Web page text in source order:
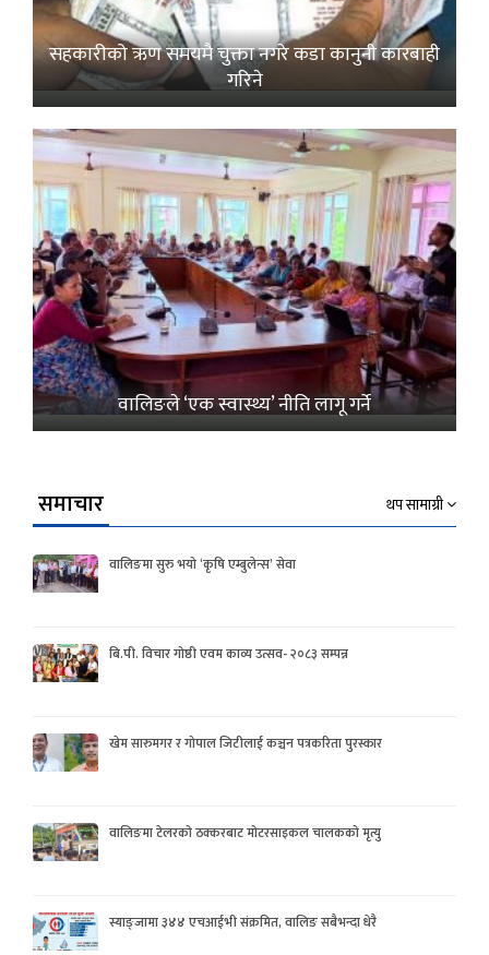
सहकारीको ऋण समयमै चुक्ता नगरे कडा कानुनी कारबाही
गरिने
वालिङले ‘एक स्वास्थ्य’ नीति लागू गर्ने
समाचार थप सामाग्री
वालिङमा सुरु भयो ‘कृषि एम्बुलेन्स’ सेवा
बि.पी. विचार गोष्ठी एवम काव्य उत्सव- २०८३ सम्पन्न
खेम सारुमगर र गोपाल जिटीलाई कञ्चन पत्रकरिता पुरस्कार
वालिङमा टेलरको ठक्करबाट मोटरसाइकल चालकको मृत्यु
स्याङ्जामा ३४४ एचआईभी संक्रमित, वालिङ सबैभन्दा धेरै